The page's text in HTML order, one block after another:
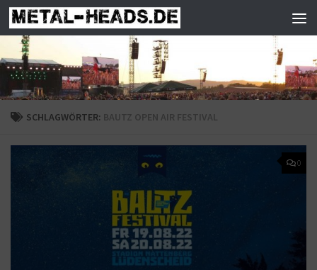
Zum Inhalt springen
SCHLAGWÖRTER: BAUTZ OPEN AIR FESTIVAL
0